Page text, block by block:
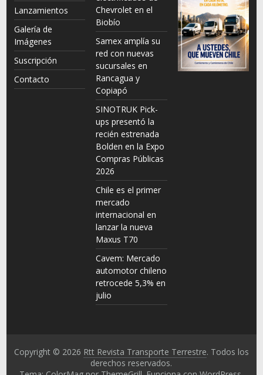
Lanzamientos
Galería de
Imágenes
Suscripción
Contacto
Chevrolet en el
Biobío
Samex amplía su
red con nuevas
sucursales en
Rancagua y
Copiapó
SINOTRUK Pick-
ups presentó la
recién estrenada
Bolden en la Expo
Compras Públicas
2026
Chile es el primer
mercado
internacional en
lanzar la nueva
Maxus T70
Cavem: Mercado
automotor chileno
retrocede 5,3% en
julio
Copyright © 2026 Rtt Revista Transporte Terrestre. Todos los
derechos reservados.